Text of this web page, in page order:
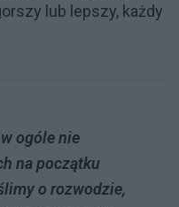
lub lepszy, każdy
ogóle nie
na początku
o rozwodzie,